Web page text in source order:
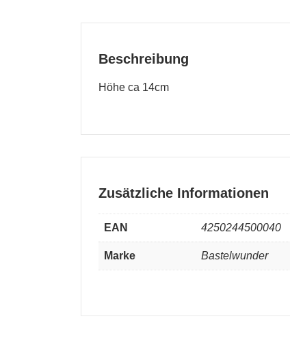
Beschreibung
Höhe ca 14cm
Zusätzliche Informationen
EAN 4250244500040
Marke Bastelwunder